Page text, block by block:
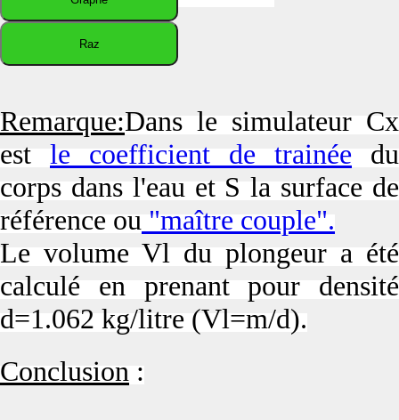
Remarque:Dans le simulateur Cx
est le coefficient de trainée du
corps dans l'eau et S la surface de
référence ou "maître couple".
Le volume Vl du plongeur a été
calculé en prenant pour densité
d=1.062 kg/litre (Vl=m/d).
Conclusion :